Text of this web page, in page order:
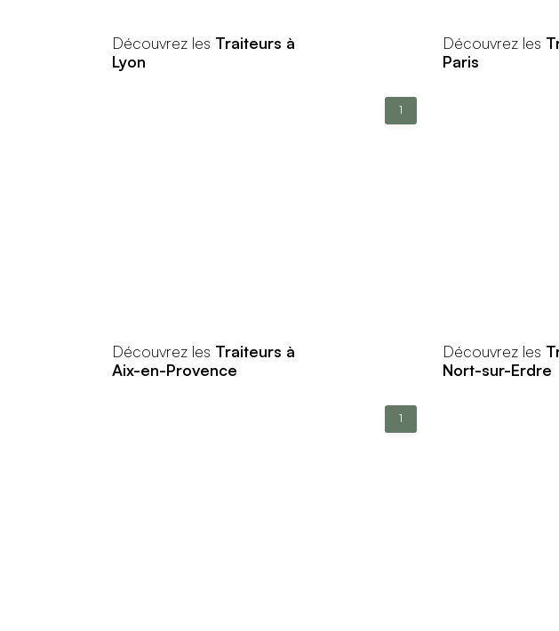
Découvrez les Traiteurs à
Lyon
Découvrez les
Paris
1
Découvrez les Traiteurs à
Aix-en-Provence
Découvrez les
Nort-sur-Erdre
1